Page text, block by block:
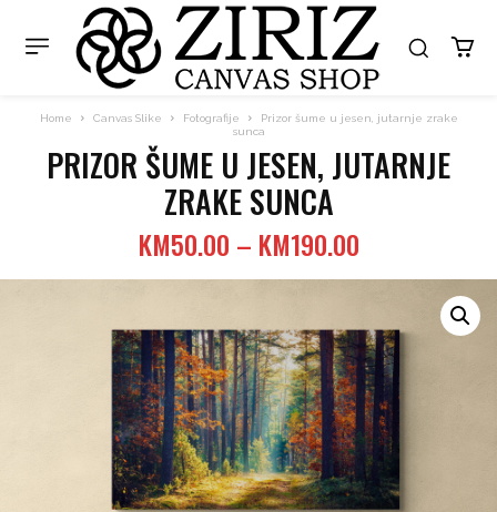
Home Canvas Slike Fotografije
Prizor šume u jesen, jutarnje zrake
sunca
PRIZOR ŠUME U JESEN, JUTARNJE
ZRAKE SUNCA
KM50.00 – KM190.00Price
range:
KM50.00
through
KM190.00